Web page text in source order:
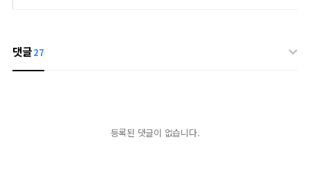
댓글27
등록된 댓글이 없습니다.